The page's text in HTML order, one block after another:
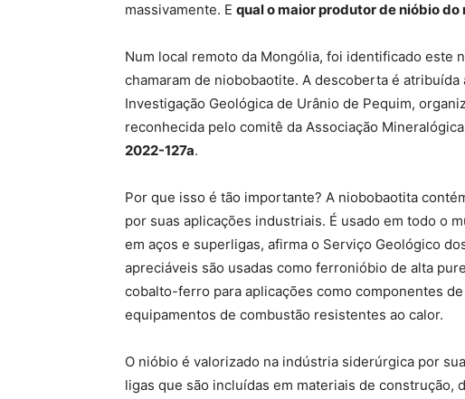
massivamente. E qual o maior produtor de nióbio do
Num local remoto da Mongólia, foi identificado este
chamaram de niobobaotite. A descoberta é
Investigação Geológica de Urânio de Pequim,
reconhecida pelo comitê da Associação
2022-127a.
Por que isso é tão importante? A niobobaotita
por suas aplicações industriais. É usado em todo o
em aços e superligas, afirma o Serviço Geológico
apreciáveis ​​são usadas como ferronióbio de alta
cobalto-ferro para aplicações como componentes
equipamentos de combustão resistentes ao calor.
O nióbio é valorizado na indústria siderúrgica por
ligas que são incluídas em materiais de construção,